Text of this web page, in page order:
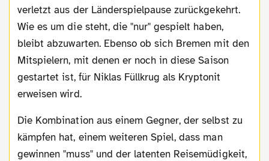
verletzt aus der Länderspielpause zurückgekehrt.
Wie es um die steht, die "nur" gespielt haben,
bleibt abzuwarten. Ebenso ob sich Bremen mit den
Mitspielern, mit denen er noch in diese Saison
gestartet ist, für Niklas Füllkrug als Kryptonit
erweisen wird.
Die Kombination aus einem Gegner, der selbst zu
kämpfen hat, einem weiteren Spiel, dass man
gewinnen "muss" und der latenten Reisemüdigkeit,